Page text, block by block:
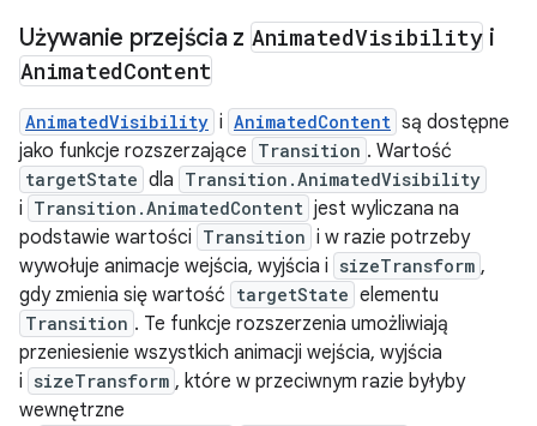
Używanie przejścia z AnimatedVisibility i
AnimatedContent
AnimatedVisibility i AnimatedContent są dostępne
jako funkcje rozszerzające Transition . Wartość
targetState dla Transition.AnimatedVisibility
i Transition.AnimatedContent jest wyliczana na
podstawie wartości Transition i w razie potrzeby
wywołuje animacje wejścia, wyjścia i sizeTransform ,
gdy zmienia się wartość targetState elementu
Transition . Te funkcje rozszerzenia umożliwiają
przeniesienie wszystkich animacji wejścia, wyjścia
i sizeTransform , które w przeciwnym razie byłyby
wewnętrzne